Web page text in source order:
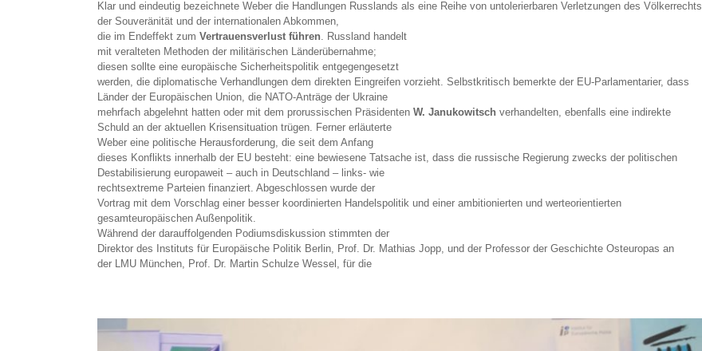
Klar und eindeutig bezeichnete Weber die Handlungen Russlands als eine Reihe von untolerierbaren Verletzungen des Völkerrechts,
der Souveränität und der internationalen Abkommen,
die im Endeffekt zum Vertrauensverlust führen . Russland handelt
mit veralteten Methoden der militärischen Länderübernahme;
diesen sollte eine europäische Sicherheitspolitik entgegengesetzt
werden, die diplomatische Verhandlungen dem direkten Eingreifen vorzieht. Selbstkritisch bemerkte der EU-Parlamentarier, dass
Länder der Europäischen Union, die NATO-Anträge der Ukraine
mehrfach abgelehnt hatten oder mit dem prorussischen Präsidenten W. Janukowitsch verhandelten, ebenfalls eine indirekte
Schuld an der aktuellen Krisensituation trügen. Ferner erläuterte
Weber eine politische Herausforderung, die seit dem Anfang
dieses Konflikts innerhalb der EU besteht: eine bewiesene Tatsache ist, dass die russische Regierung zwecks der politischen
Destabilisierung europaweit – auch in Deutschland – links- wie
rechtsextreme Parteien finanziert. Abgeschlossen wurde der
Vortrag mit dem Vorschlag einer besser koordinierten Handelspolitik und einer ambitionierten und werteorientierten
gesamteuropäischen Außenpolitik.
Während der darauffolgenden Podiumsdiskussion stimmten der
Direktor des Instituts für Europäische Politik Berlin, Prof. Dr. Mathias Jopp, und der Professor der Geschichte Osteuropas an
der LMU München, Prof. Dr. Martin Schulze Wessel, für die